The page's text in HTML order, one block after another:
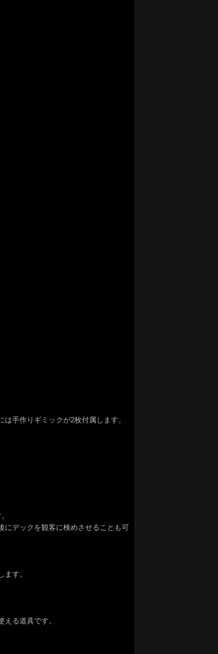
手作りギミックが2枚付属します。
にデックを観客に検めさせることも可
す。
る道具です。